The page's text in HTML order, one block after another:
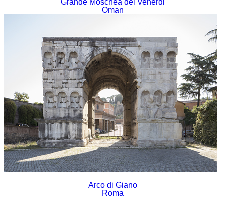
Grande Moschea del Venerdi
Oman
Arco di Giano
Roma